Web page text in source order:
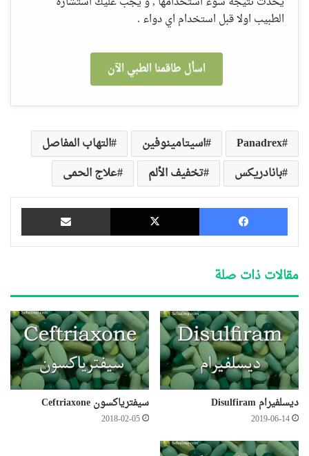
الطبيب اولا قبل استخدام اي دواء .
اسأل طاقمنا الطبي الآن
Panadrex اسيتامينوفين
التهاب المفاصل
بانادريكس
تخفيف الألم علاج الحمى
فيسبوك ‫X
مقالات ذات صلة
ديسلفيرام Disulfiram
2019-06-14
سيفترياكسون Ceftriaxone
2018-02-05